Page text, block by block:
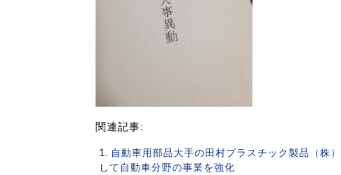
関連記事:
自動車用部品大手の田村プラスチック製品（
して自動車分野の事業を強化